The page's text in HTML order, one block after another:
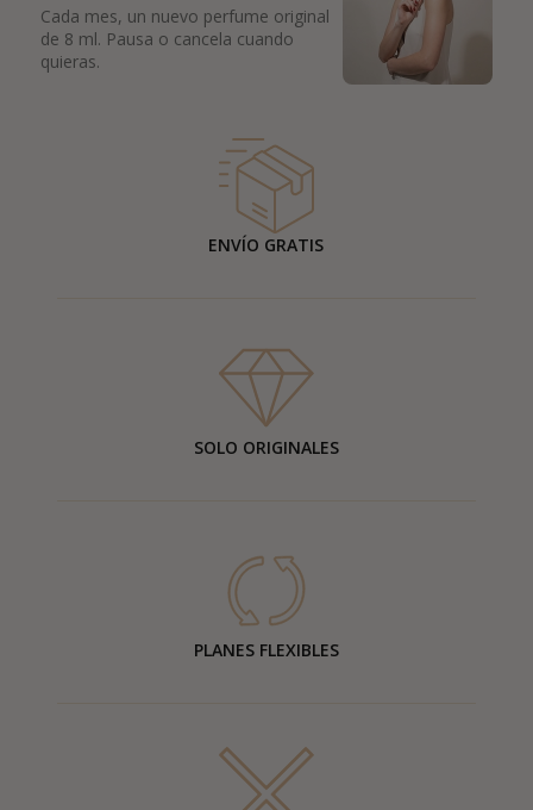
Cada mes, un nuevo perfume original
de 8 ml. Pausa o cancela cuando
quieras.
ENVÍO GRATIS
SOLO ORIGINALES
PLANES FLEXIBLES